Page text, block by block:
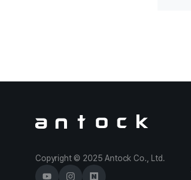
Copyright © 2025 Antock Co., Ltd.